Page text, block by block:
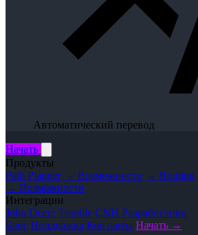
Автоматический перевод
Начать
Продукты
Path Planner → Возможности → Routing
→ Возможности
Интеграции
John Deere Trimble CNH Разработчики
Блог Поддержка Контакты Начать →